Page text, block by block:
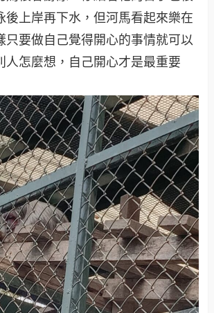
後上岸再下水，但河馬看起來樂在
只要做自己覺得開心的事情就可以
人怎麼想，自己開心才是最重要